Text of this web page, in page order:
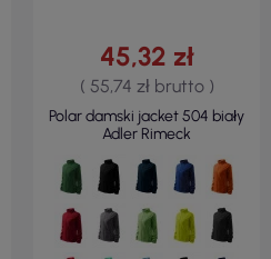
45,32 zł
( 55,74 zł brutto )
Polar damski jacket 504 biały
Adler Rimeck